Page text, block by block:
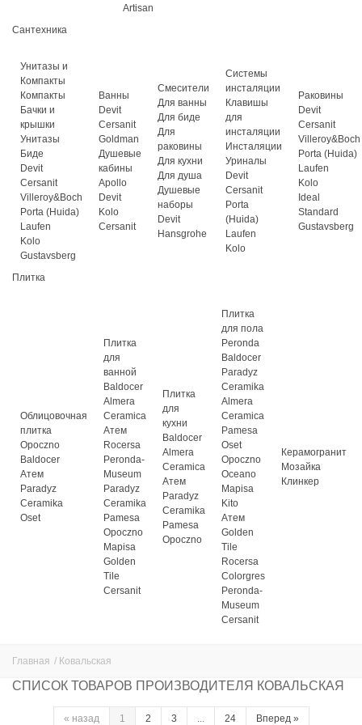
Artisan
Сантехника
Унитазы и
Компакты
Компакты
Бачки и
крышки
Унитазы
Биде
Devit
Cersanit
Villeroy&Boch
Porta (Huida)
Laufen
Kolo
Gustavsberg
Ванны
Devit
Cersanit
Goldman
Душевые
кабины
Apollo
Devit
Kolo
Cersanit
Смесители
Для ванны
Для биде
Для
раковины
Для кухни
Для душа
Душевые
наборы
Devit
Hansgrohe
Системы
инсталяции
Клавишы
для
инсталяции
Инсталяции
Уриналы
Devit
Cersanit
Porta
(Huida)
Laufen
Kolo
Раковины
Devit
Cersanit
Villeroy&Boch
Porta (Huida)
Laufen
Kolo
Ideal
Standard
Gustavsberg
Плитка
Облицовочная
плитка
Opoczno
Baldocer
Атем
Paradyz
Ceramika
Oset
Плитка
для
ванной
Baldocer
Almera
Ceramica
Атем
Rocersa
Peronda-
Museum
Paradyz
Ceramika
Pamesa
Opoczno
Mapisa
Golden
Tile
Cersanit
Плитка
для
кухни
Baldocer
Almera
Ceramica
Атем
Paradyz
Ceramika
Pamesa
Opoczno
Плитка
для пола
Peronda
Baldocer
Paradyz
Ceramika
Almera
Ceramica
Pamesa
Oset
Opoczno
Oceano
Mapisa
Kito
Атем
Golden
Tile
Rocersa
Colorgres
Peronda-
Museum
Cersanit
Керамогранит
Мозайка
Клинкер
Главная / Ковальская
СПИСОК ТОВАРОВ ПРОИЗВОДИТЕЛЯ КОВАЛЬСКАЯ
« назад 1 2 3 ... 24 Вперед»